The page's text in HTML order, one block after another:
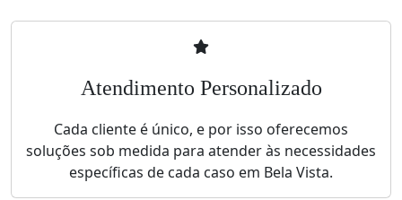
Atendimento Personalizado
Cada cliente é único, e por isso oferecemos
soluções sob medida para atender às necessidades
específicas de cada caso em Bela Vista.